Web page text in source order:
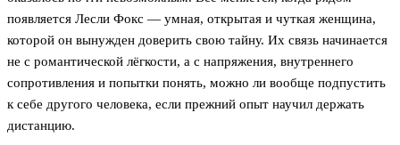
появляется Лесли Фокс — умная, открытая и чуткая женщина,
которой он вынужден доверить свою тайну. Их связь начинается
не с романтической лёгкости, а с напряжения, внутреннего
сопротивления и попытки понять, можно ли вообще подпустить
к себе другого человека, если прежний опыт научил держать
дистанцию.